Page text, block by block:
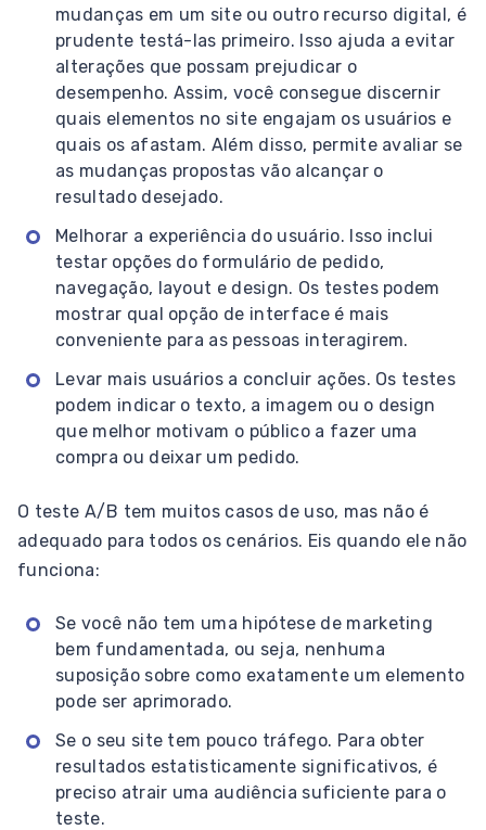
mudanças em um site ou outro recurso digital, é
prudente testá-las primeiro. Isso ajuda a evitar
alterações que possam prejudicar o
desempenho. Assim, você consegue discernir
quais elementos no site engajam os usuários e
quais os afastam. Além disso, permite avaliar se
as mudanças propostas vão alcançar o
resultado desejado.
Melhorar a experiência do usuário. Isso inclui
testar opções do formulário de pedido,
navegação, layout e design. Os testes podem
mostrar qual opção de interface é mais
conveniente para as pessoas interagirem.
Levar mais usuários a concluir ações. Os testes
podem indicar o texto, a imagem ou o design
que melhor motivam o público a fazer uma
compra ou deixar um pedido.
O teste A/B tem muitos casos de uso, mas não é
adequado para todos os cenários. Eis quando ele não
funciona:
Se você não tem uma hipótese de marketing
bem fundamentada, ou seja, nenhuma
suposição sobre como exatamente um elemento
pode ser aprimorado.
Se o seu site tem pouco tráfego. Para obter
resultados estatisticamente significativos, é
preciso atrair uma audiência suficiente para o
teste.